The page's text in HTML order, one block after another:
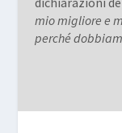
mio migliore e
perché